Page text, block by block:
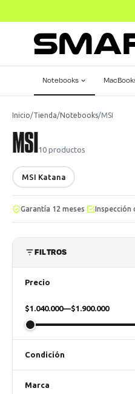
Notebooks
Inicio/Tienda/Notebooks/MSI
MSI 10 productos
MSI Katana
Garantía 12 meses Inspección
FILTROS
Precio
$1.040.000—$1.900.000
Condición
Marca